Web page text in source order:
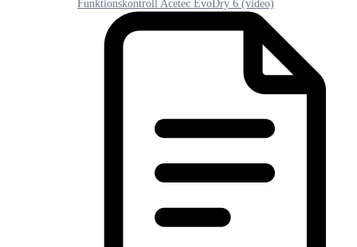
Funktionskontroll Acetec EvoDry 6 (video)